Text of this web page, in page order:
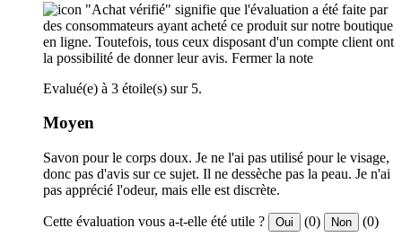
"Achat vérifié" signifie que l'évaluation a été faite par
des consommateurs ayant acheté ce produit sur notre boutique
en ligne. Toutefois, tous ceux disposant d'un compte client ont
la possibilité de donner leur avis. Fermer la note
Evalué(e) à 3 étoile(s) sur 5.
Moyen
Savon pour le corps doux. Je ne l'ai pas utilisé pour le visage,
donc pas d'avis sur ce sujet. Il ne dessèche pas la peau. Je n'ai
pas apprécié l'odeur, mais elle est discrète.
Cette évaluation vous a-t-elle été utile ? Oui (0) Non (0)